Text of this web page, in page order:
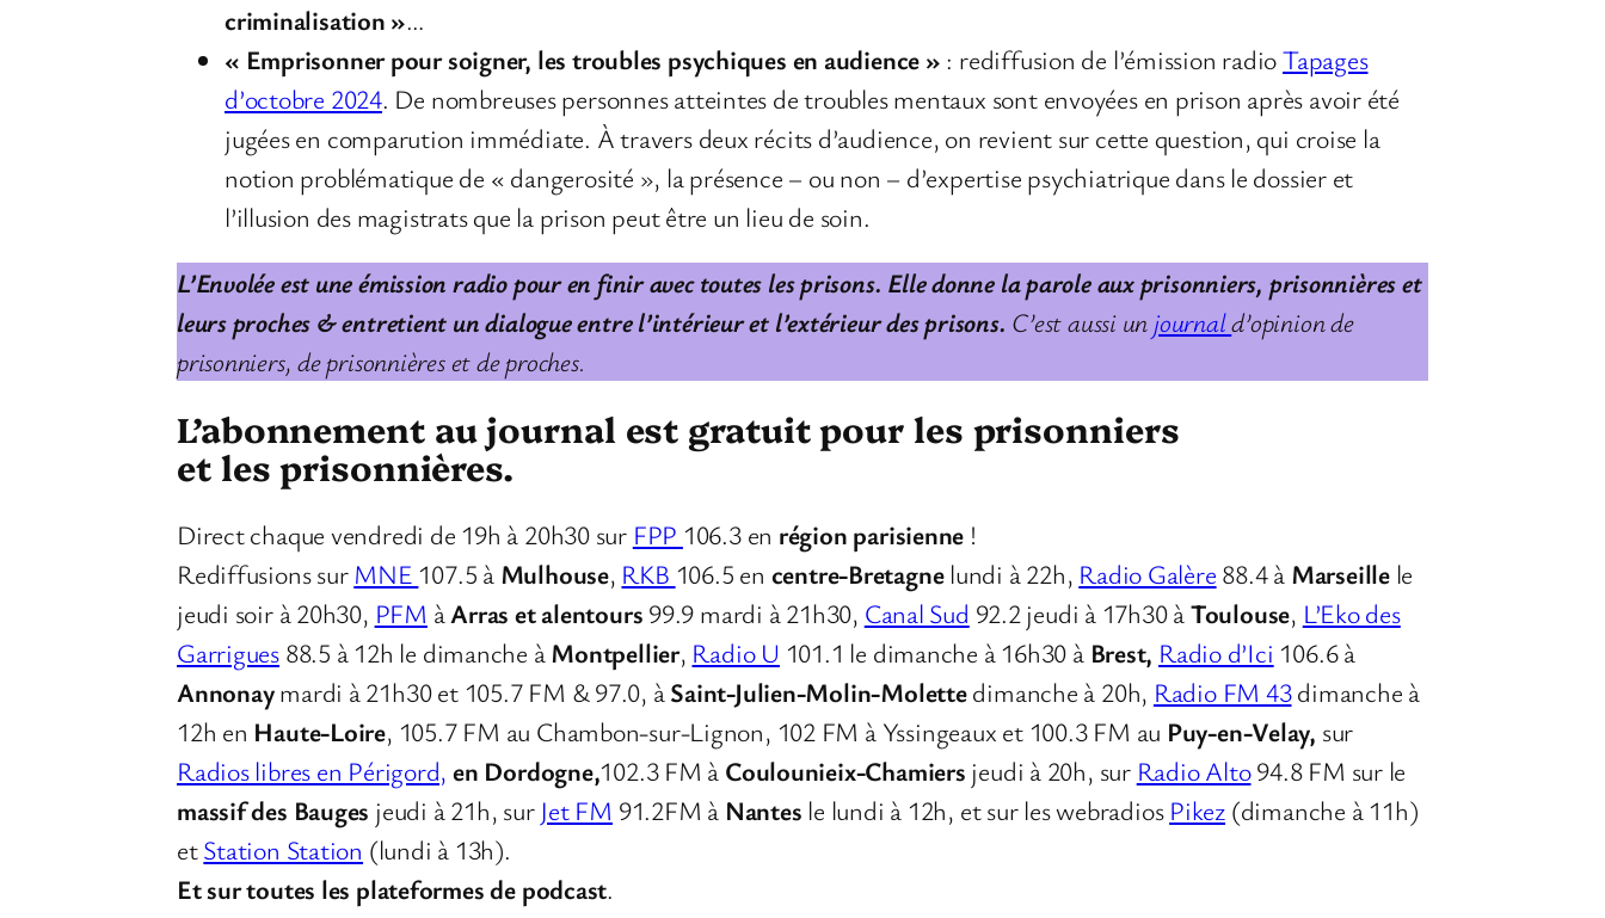
criminalisation »…
« Emprisonner pour soigner, les troubles psychiques en audience » : rediffusion de l’émission radioTapages
d’octobre 2024. De nombreuses personnes atteintes de troubles mentaux sont envoyées en prison après avoir été
jugées en comparution immédiate. À travers deux récits d’audience, on revient sur cette question, qui croise la
notion problématique de « dangerosité », la présence – ou non – d’expertise psychiatrique dans le dossier et
l’illusion des magistrats que la prison peut être un lieu de soin.
L’Envolée est une émission radio pour en finir avec toutes les prisons. Elle donne la parole aux prisonniers, prisonnières et
leurs proches & entretient un dialogue entre l’intérieur et l’extérieur des prisons. C’est aussi un journald’opinion de
prisonniers, de prisonnières et de proches.
L’abonnement au journal est gratuit pour les prisonniers
et les prisonnières.
Direct chaque vendredi de 19h à 20h30 sur FPP 106.3 en région parisienne !
Rediffusions sur MNE 107.5 à Mulhouse, RKB 106.5 en centre-Bretagnelundi à 22h, Radio Galère 88.4 à Marseille le
jeudi soir à 20h30, PFM à Arras et alentours 99.9 mardi à 21h30, Canal Sud 92.2 jeudi à 17h30 à Toulouse, L’Eko des
Garrigues 88.5 à 12h le dimanche à Montpellier, Radio U 101.1 le dimanche à 16h30 à Brest, Radio d’Ici 106.6 à
Annonaymardi à 21h30 et 105.7 FM & 97.0, à Saint-Julien-Molin-Molettedimanche à 20h, Radio FM 43dimanche à
12h en Haute-Loire, 105.7 FM au Chambon-sur-Lignon, 102 FM à Yssingeaux et 100.3 FM au Puy-en-Velay, sur
Radios libres en Périgord, en Dordogne,102.3 FM à Coulounieix-Chamiers jeudi à 20h, sur Radio Alto94.8 FM sur le
massif des Bauges jeudi à 21h, sur Jet FM 91.2FM à Nantes le lundi à 12h, et sur les webradios Pikez (dimanche à 11h)
etStation Station (lundi à 13h).
Et sur toutes les plateformes de podcast.